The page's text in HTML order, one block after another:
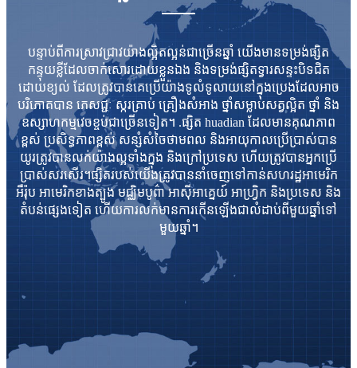
បន្ទាប់ពីការស្រាវជ្រាវយ៉ាងល្អិតល្អន់ជាច្រើនឆ្នាំ យើងមានទម្រង់ផ្សិត
កន្ទុយខ្លីដែលចាក់សោរដោយខ្លួនឯង និងទម្រង់ផ្សិតទ្វារសន្ទះបិទជិត
ដោយខ្យល់ ដែលត្រូវបានគេប្រើយ៉ាងទូលំទូលាយនៅក្នុងប្រេងដែលអាច
បរិភោគបាន ភេសជ្ជៈ ស្ករគ្រាប់ គ្រឿងសំអាង ថ្នាំសម្លាប់សត្វល្អិត ថ្នាំ និង
ឧស្សាហកម្មវេចខ្ចប់ជាច្រើនទៀត។ .ផ្សិត huadian ដែលមានគុណភាព
ខ្ពស់ ប្រសិទ្ធភាពខ្ពស់ សន្សំសំចៃថាមពល និងអាយុកាលប្រើប្រាស់បាន
យូរត្រូវបានលក់យ៉ាងល្អទាំងក្នុង និងក្រៅប្រទេស ហើយត្រូវបានអ្នកប្រើ
ប្រាស់សរសើរ។ផ្សិតរបស់យើងត្រូវបាននាំចេញទៅកាន់សហរដ្ឋអាមេរិក
អឺរ៉ុប អាមេរិកខាងត្បូង មជ្ឈិមបូព៌ា អាស៊ីអាគ្នេយ៍ អាហ្រ្វិក និងប្រទេស និង
តំបន់ផ្សេងទៀត ហើយការលក់មានការកើនឡើងជាលំដាប់ពីមួយឆ្នាំទៅ
មួយឆ្នាំ។